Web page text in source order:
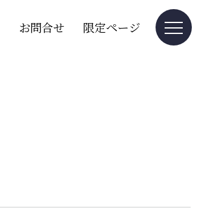
お問合せ 限定ページ